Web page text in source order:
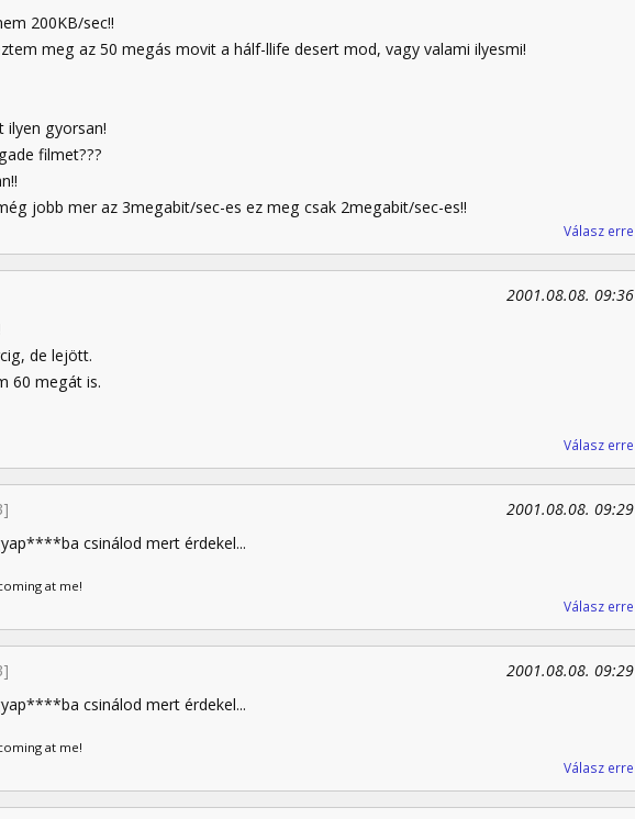
200KB/sec!!
meg az 50 megás movit a hálf-llife desert mod, vagy valami ilyesmi!
ilyen gyorsan!
filmet???
jobb mer az 3megabit/sec-es ez meg csak 2megabit/sec-es!!
Válasz erre
2001.08.08. 09:36
de lejött.
60 megát is.
Válasz erre
2001.08.08. 09:29
csinálod mert érdekel...
at me!
Válasz erre
2001.08.08. 09:29
csinálod mert érdekel...
at me!
Válasz erre